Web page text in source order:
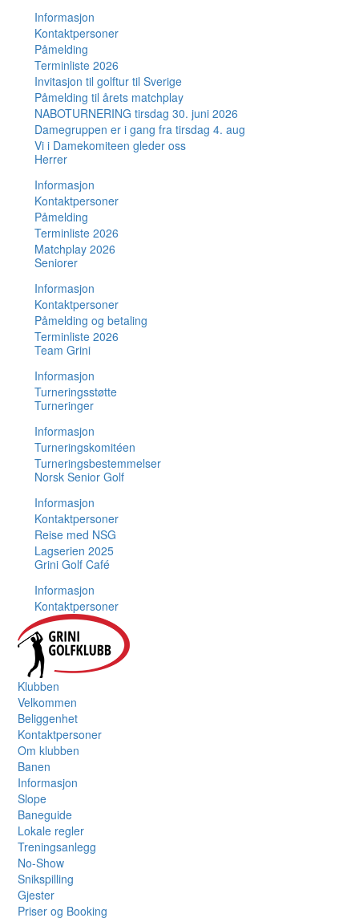
Informasjon
Kontaktpersoner
Påmelding
Terminliste 2026
Invitasjon til golftur til Sverige
Påmelding til årets matchplay
NABOTURNERING tirsdag 30. juni 2026
Damegruppen er i gang fra tirsdag 4. aug
Vi i Damekomiteen gleder oss
Herrer
Informasjon
Kontaktpersoner
Påmelding
Terminliste 2026
Matchplay 2026
Seniorer
Informasjon
Kontaktpersoner
Påmelding og betaling
Terminliste 2026
Team Grini
Informasjon
Turneringsstøtte
Turneringer
Informasjon
Turneringskomitéen
Turneringsbestemmelser
Norsk Senior Golf
Informasjon
Kontaktpersoner
Reise med NSG
Lagserien 2025
Grini Golf Café
Informasjon
Kontaktpersoner
Klubben
Velkommen
Beliggenhet
Kontaktpersoner
Om klubben
Banen
Informasjon
Slope
Baneguide
Lokale regler
Treningsanlegg
No-Show
Snikspilling
Gjester
Priser og Booking